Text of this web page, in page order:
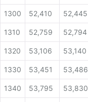
1300 52,410 52,445
1310 52,759 52,794
1320 53,106 53,140
1330 53,451 53,486
1340 53,795 53,830